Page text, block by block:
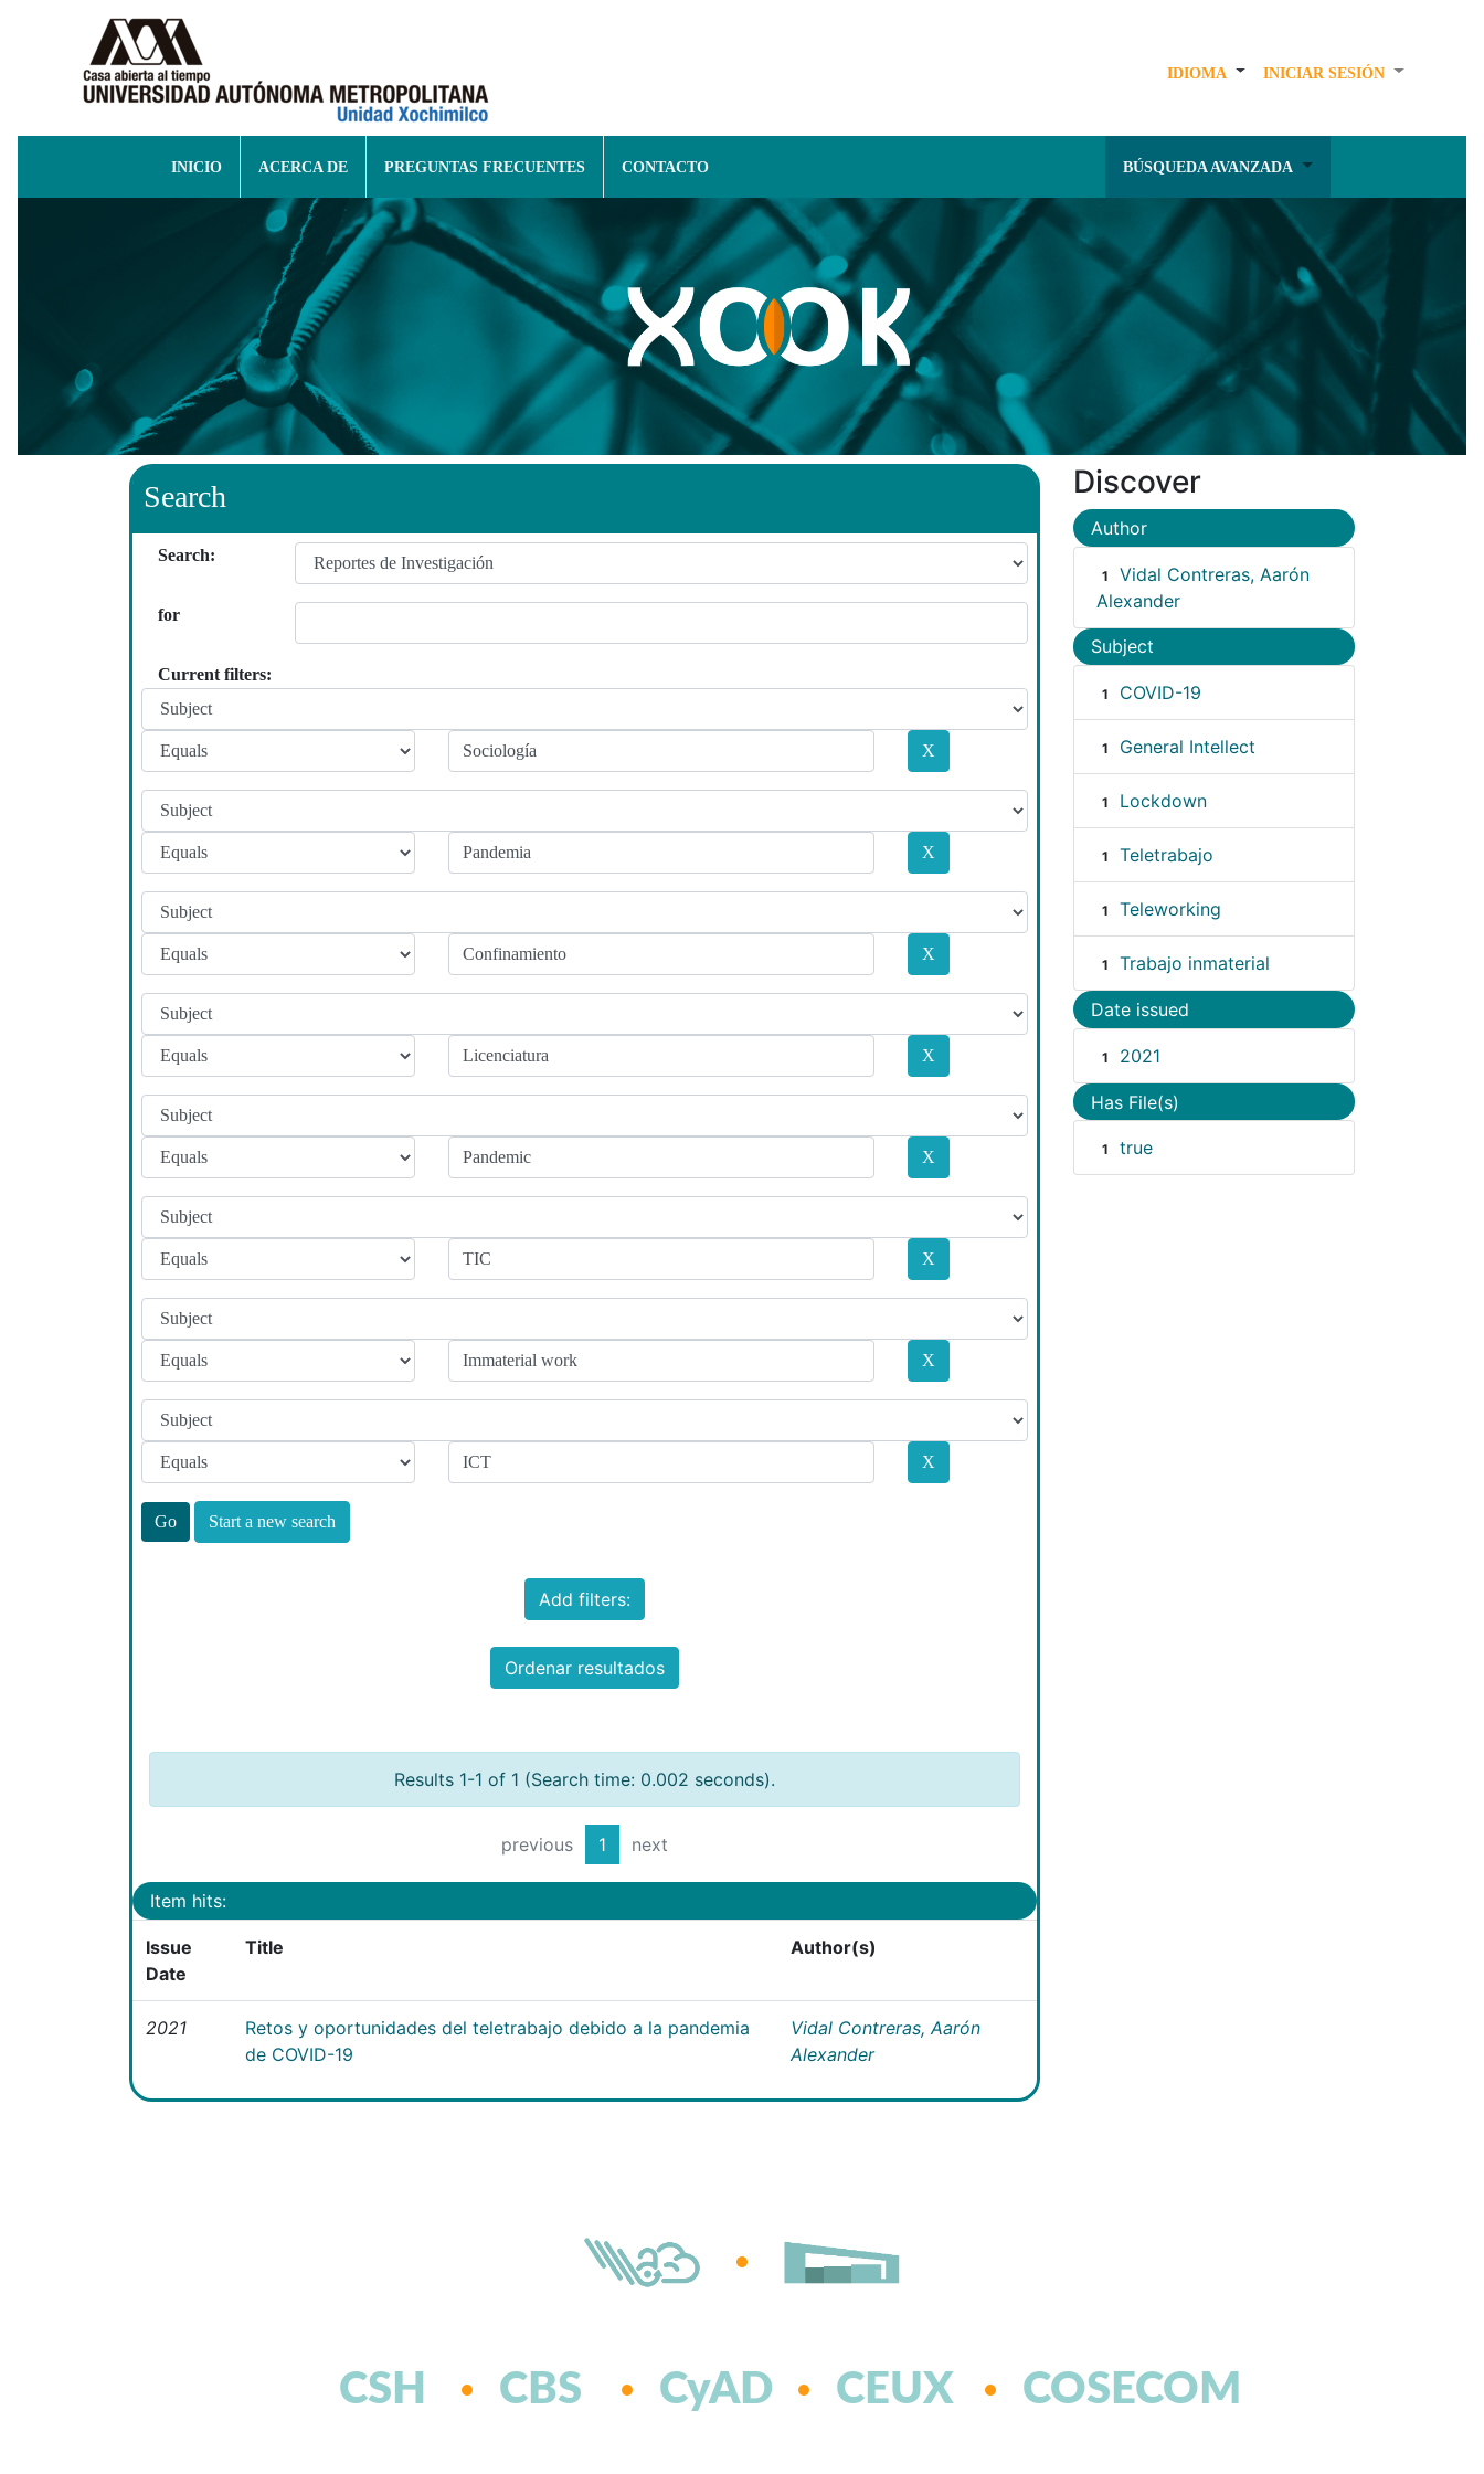
IDIOMA INICIAR SESIÓN
INICIO ACERCA DE PREGUNTAS FRECUENTES CONTACTO BÚSQUEDA AVANZADA
Search
Search:
for
Current filters:
Start a new search
Add filters:
Ordenar resultados
Results 1-1 of 1 (Search time: 0.002 seconds).
previous 1 next
Item hits:
Issue
Date
Title Author(s)
2021
Retos y oportunidades del teletrabajo debido a la pandemia
de COVID-19
Vidal Contreras, Aarón
Alexander
Discover
Author
1
Vidal Contreras, Aarón
Alexander
Subject
1 COVID-19
1 General Intellect
1 Lockdown
1 Teletrabajo
1 Teleworking
1 Trabajo inmaterial
Date issued
1 2021
Has File(s)
1 true
CSH CBS CyAD CEUX COSECOM